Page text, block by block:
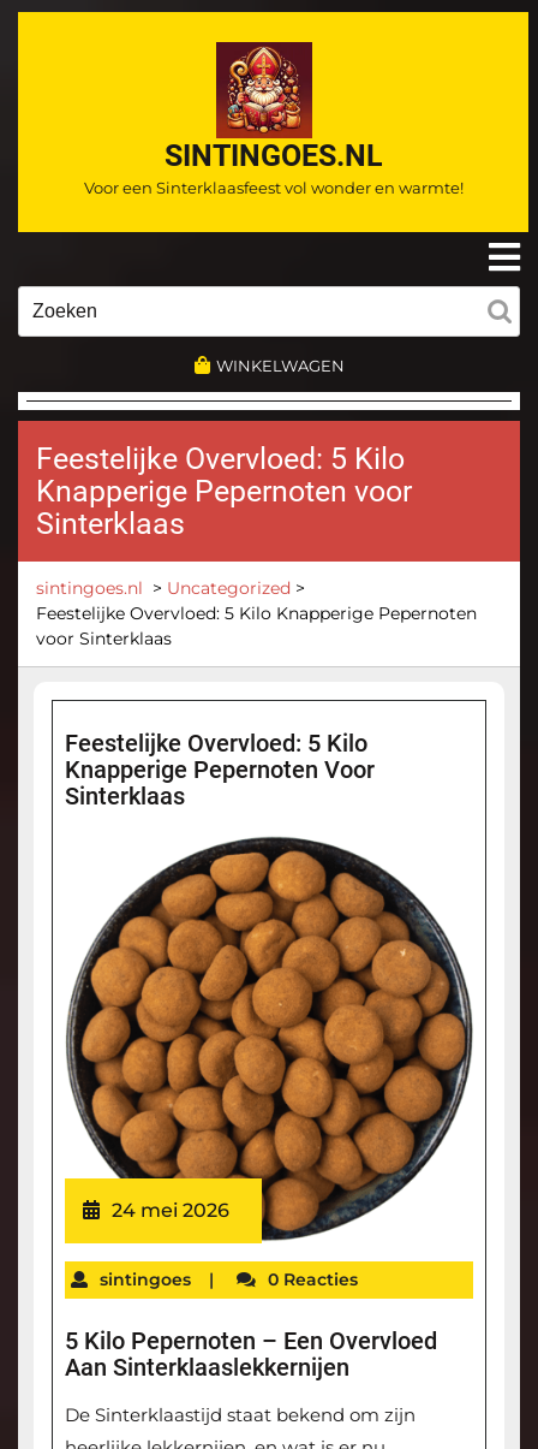
Ga
SINTINGOES.NL
Voor een Sinterklaasfeest vol wonder en warmte!
WINKELWAGEN
Feestelijke Overvloed: 5 Kilo
Knapperige Pepernoten voor
Sinterklaas
sintingoes.nl > Uncategorized >
Feestelijke Overvloed: 5 Kilo Knapperige Pepernoten
voor Sinterklaas
Feestelijke Overvloed: 5 Kilo
Knapperige Pepernoten Voor
Sinterklaas
24 mei 2026
sintingoes | 0 Reacties
5 Kilo Pepernoten – Een Overvloed
Aan Sinterklaaslekkernijen
De Sinterklaastijd staat bekend om zijn